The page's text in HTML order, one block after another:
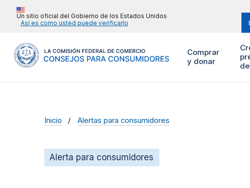
Un sitio oficial del Gobierno de los Estados Unidos
Así es como usted puede verificarlo
Comprar
y donar
Inicio Alertas para consumidores
Alerta para consumidores